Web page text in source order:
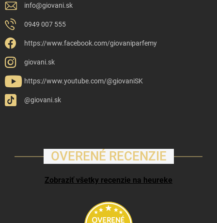
info@giovani.sk
0949 007 555
https://www.facebook.com/giovaniparfemy
giovani.sk
https://www.youtube.com/@giovaniSK
@giovani.sk
OVERENÉ RECENZIE
Zobraziť všetky recenzie na heureke